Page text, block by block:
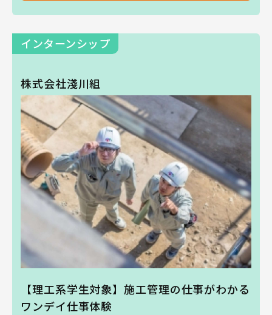
インターンシップ
株式会社淺川組
【理工系学生対象】施工管理の仕事がわかる
ワンデイ仕事体験